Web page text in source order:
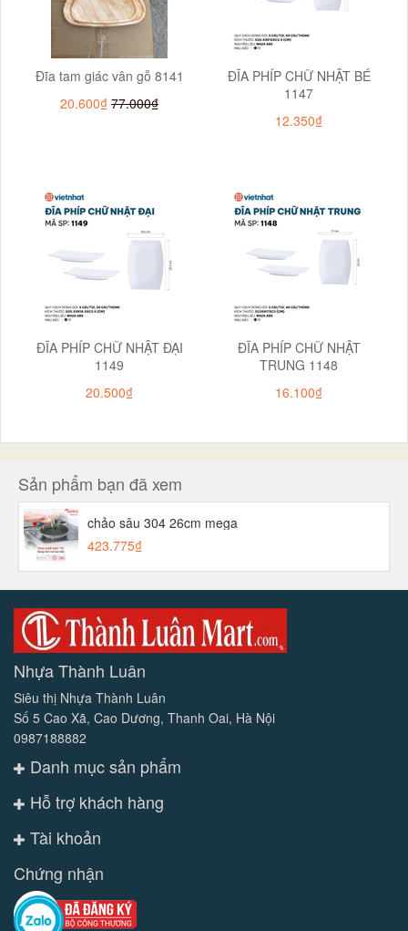
Đĩa tam giác vân gỗ 8141
20.600₫ 77.000₫
ĐĨA PHÍP CHỮ NHẬT BÉ
1147
12.350₫
ĐĨA PHÍP CHỮ NHẬT ĐẠI
1149
20.500₫
ĐĨA PHÍP CHỮ NHẬT
TRUNG 1148
16.100₫
Sản phẩm bạn đã xem
chảo sâu 304 26cm mega
423.775₫
Nhựa Thành Luân
Siêu thị Nhựa Thành Luân
Số 5 Cao Xã, Cao Dương, Thanh Oai, Hà Nội
0987188882
Danh mục sản phẩm
Hỗ trợ khách hàng
Tài khoản
Chứng nhận